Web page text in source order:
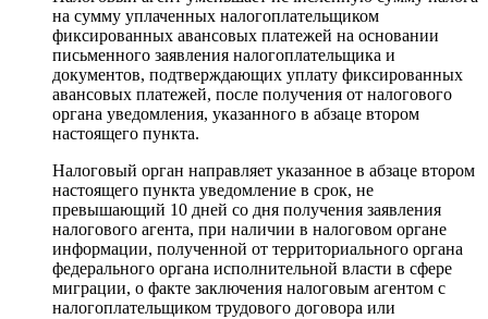
на сумму уплаченных налогоплательщиком
фиксированных авансовых платежей на основании
письменного заявления налогоплательщика и
документов, подтверждающих уплату фиксированных
авансовых платежей, после получения от налогового
органа уведомления, указанного в абзаце втором
настоящего пункта.
Налоговый орган направляет указанное в абзаце втором
настоящего пункта уведомление в срок, не
превышающий 10 дней со дня получения заявления
налогового агента, при наличии в налоговом органе
информации, полученной от территориального органа
федерального органа исполнительной власти в сфере
миграции, о факте заключения налоговым агентом с
налогоплательщиком трудового договора или